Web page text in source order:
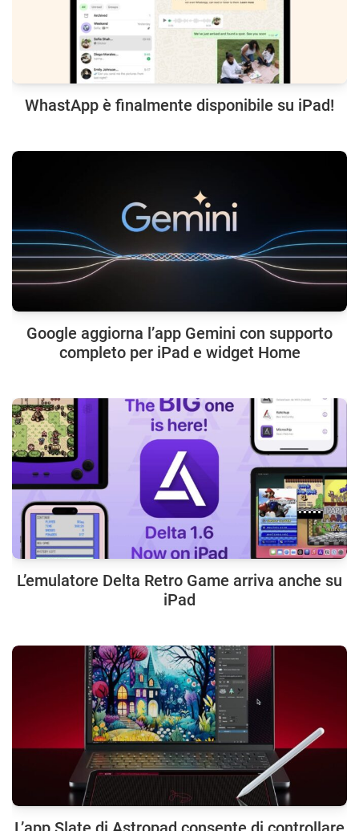
WhastApp è finalmente disponibile su iPad!
Google aggiorna l’app Gemini con supporto
completo per iPad e widget Home
L’emulatore Delta Retro Game arriva anche su
iPad